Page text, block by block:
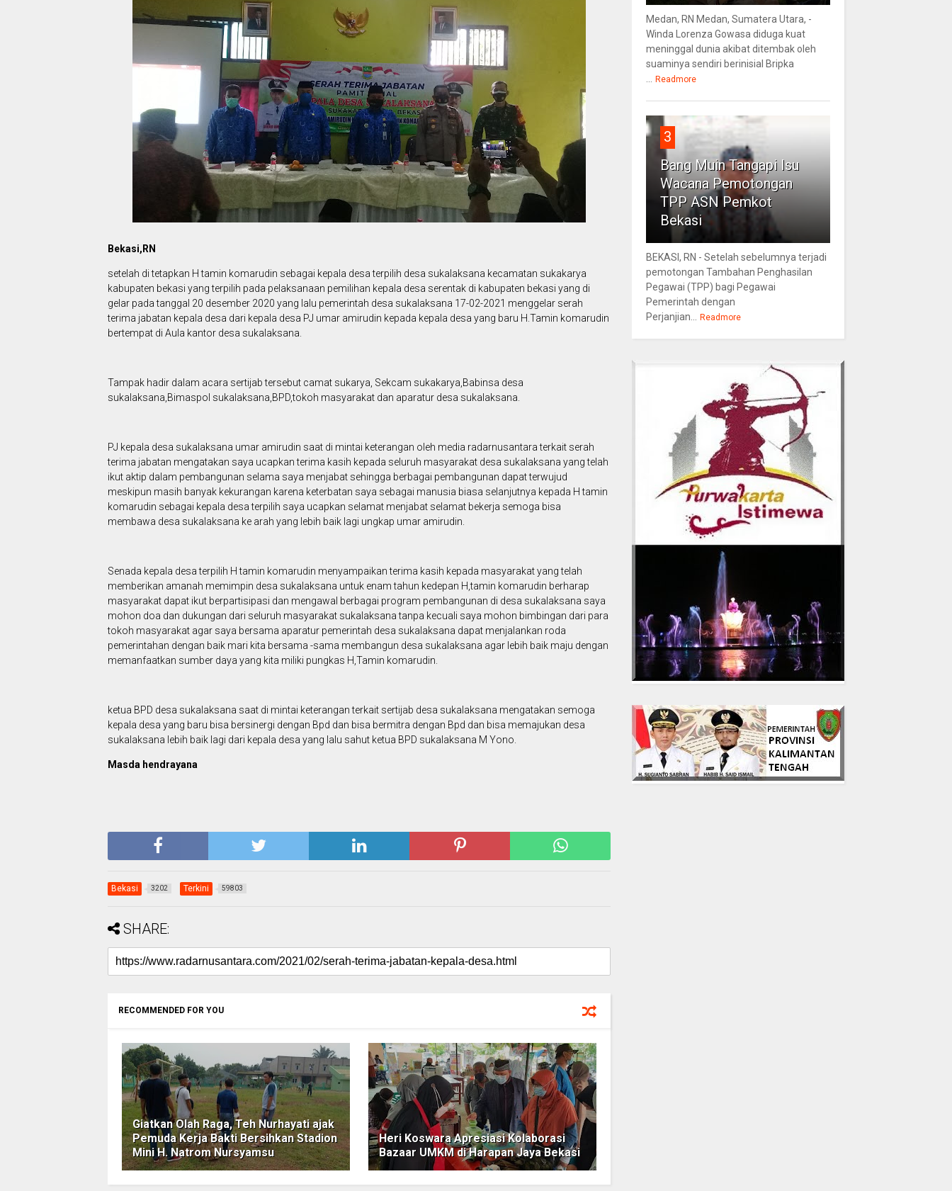
Bekasi,RN
setelah di tetapkan H tamin komarudin sebagai kepala desa terpilih desa sukalaksana kecamatan sukakarya
kabupaten bekasi yang terpilih pada pelaksanaan pemilihan kepala desa serentak di kabupaten bekasi yang di
gelar pada tanggal 20 desember 2020 yang lalu pemerintah desa sukalaksana 17-02-2021 menggelar serah
terima jabatan kepala desa dari kepala desa PJ umar amirudin kepada kepala desa yang baru H.Tamin komarudin
bertempat di Aula kantor desa sukalaksana.
Tampak hadir dalam acara sertijab tersebut camat sukarya, Sekcam sukakarya,Babinsa desa
sukalaksana,Bimaspol sukalaksana,BPD,tokoh masyarakat dan aparatur desa sukalaksana.
PJ kepala desa sukalaksana umar amirudin saat di mintai keterangan oleh media radarnusantara terkait serah
terima jabatan mengatakan saya ucapkan terima kasih kepada seluruh masyarakat desa sukalaksana yang telah
ikut aktip dalam pembangunan selama saya menjabat sehingga berbagai pembangunan dapat terwujud
meskipun masih banyak kekurangan karena keterbatan saya sebagai manusia biasa selanjutnya kepada H tamin
komarudin sebagai kepala desa terpilih saya ucapkan selamat menjabat selamat bekerja semoga bisa
membawa desa sukalaksana ke arah yang lebih baik lagi ungkap umar amirudin.
Senada kepala desa terpilih H tamin komarudin menyampaikan terima kasih kepada masyarakat yang telah
memberikan amanah memimpin desa sukalaksana untuk enam tahun kedepan H,tamin komarudin berharap
masyarakat dapat ikut berpartisipasi dan mengawal berbagai program pembangunan di desa sukalaksana saya
mohon doa dan dukungan dari seluruh masyarakat sukalaksana tanpa kecuali saya mohon bimbingan dari para
tokoh masyarakat agar saya bersama aparatur pemerintah desa sukalaksana dapat menjalankan roda
pemerintahan dengan baik mari kita bersama -sama membangun desa sukalaksana agar lebih baik maju dengan
memanfaatkan sumber daya yang kita miliki pungkas H,Tamin komarudin.
ketua BPD desa sukalaksana saat di mintai keterangan terkait sertijab desa sukalaksana mengatakan semoga
kepala desa yang baru bisa bersinergi dengan Bpd dan bisa bermitra dengan Bpd dan bisa memajukan desa
sukalaksana lebih baik lagi dari kepala desa yang lalu sahut ketua BPD sukalaksana M Yono.
Masda hendrayana
Bekasi 3202 Terkini 59803
SHARE:
RECOMMENDED FOR YOU
Giatkan Olah Raga, Teh Nurhayati ajak
Pemuda Kerja Bakti Bersihkan Stadion
Mini H. Natrom Nursyamsu
Heri Koswara Apresiasi Kolaborasi
Bazaar UMKM di Harapan Jaya Bekasi
Medan, RN Medan, Sumatera Utara, -
Winda Lorenza Gowasa diduga kuat
meninggal dunia akibat ditembak oleh
suaminya sendiri berinisial Bripka
Readmore
3
Bang Muin Tangapi Isu
Wacana Pemotongan
TPP ASN Pemkot
Bekasi
BEKASI, RN - Setelah sebelumnya terjadi
pemotongan Tambahan Penghasilan
Pegawai (TPP) bagi Pegawai
Pemerintah dengan
Perjanjian...
Readmore